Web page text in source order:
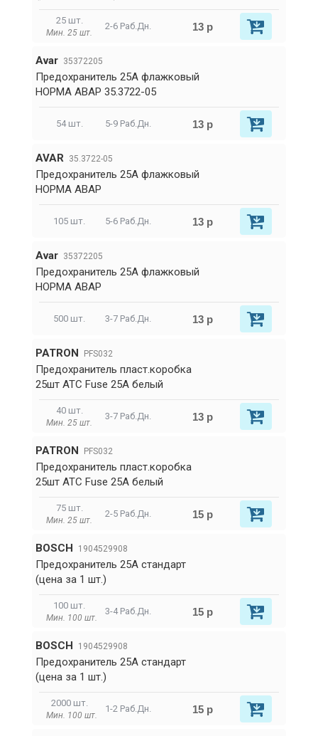
25 шт.
Мин. 25 шт.
2-6 Раб.Дн. 13 р
Avar 35372205
Предохранитель 25А флажковый
НОРМА АВАР 35.3722-05
54 шт. 5-9 Раб.Дн. 13 р
AVAR 35.3722-05
Предохранитель 25А флажковый
НОРМА АВАР
105 шт. 5-6 Раб.Дн. 13 р
Avar 35372205
Предохранитель 25А флажковый
НОРМА АВАР
500 шт. 3-7 Раб.Дн. 13 р
PATRON PFS032
Предохранитель пласт.коробка
25шт ATC Fuse 25A белый
40 шт.
Мин. 25 шт.
3-7 Раб.Дн. 13 р
PATRON PFS032
Предохранитель пласт.коробка
25шт ATC Fuse 25A белый
75 шт.
Мин. 25 шт.
2-5 Раб.Дн. 15 р
BOSCH 1904529908
Предохранитель 25A стандарт
(цена за 1 шт.)
100 шт.
Мин. 100 шт.
3-4 Раб.Дн. 15 р
BOSCH 1904529908
Предохранитель 25A стандарт
(цена за 1 шт.)
2000 шт.
Мин. 100 шт.
1-2 Раб.Дн. 15 р